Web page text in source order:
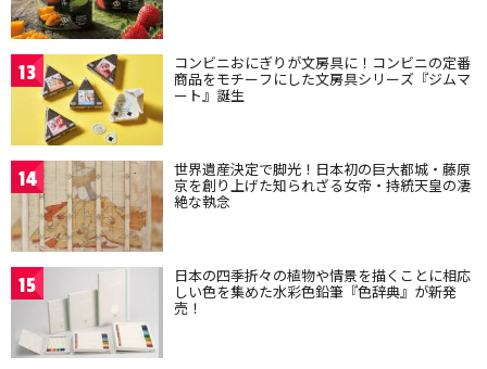
13 コンビニおにぎりが文房具に！コンビニの定番
商品をモチーフにした文房具シリーズ『ジムマ
ート』誕生
14 世界遺産決定で脚光！日本初の巨大都城・藤原
京を創り上げた知られざる女帝・持統天皇の凄
絶な執念
15 日本の四季折々の植物や情景を描くことに相応
しい色を集めた水彩色鉛筆『色辞典』が新発
売！